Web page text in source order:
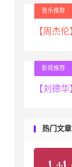
音乐推荐
【周杰
影视推荐
【刘德
热门文章